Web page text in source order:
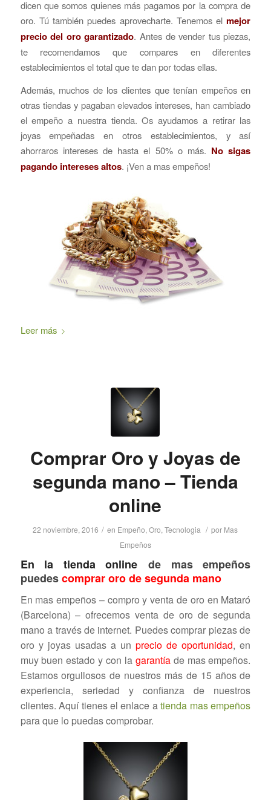
dicen que somos quienes más pagamos por la compra de
oro. Tú también puedes aprovecharte. Tenemos elmejor
precio del oro garantizado. Antes de vender tus piezas,
te recomendamos que compares en diferentes
establecimientos el total que te dan por todas ellas.
Además, muchos de los clientes que tenían empeños en
otras tiendas y pagaban elevados intereses, han cambiado
el empeño a nuestra tienda. Os ayudamos a retirar las
joyas empeñadas en otros establecimientos, y así
ahorraros intereses de hasta el 50% o más. No sigas
pagando intereses altos. ¡Ven a mas empeños!
Leer más
Comprar Oro y Joyas de
segunda mano – Tienda
online
22 noviembre, 2016 / en Empeño,Oro,Tecnologia / por Mas
Empeños
En la tienda online
de mas empeños
puedescomprar oro de segunda mano
En mas empeños – compro y venta de oro en Mataró
(Barcelona) – ofrecemos venta de oro de segunda
mano a través de internet. Puedes comprar piezas de
oro y joyas usadas a unprecio de oportunidad, en
muy buen estado y con la garantíade mas empeños.
Estamos orgullosos de nuestros más de 15 años de
experiencia, seriedad y confianza de nuestros
clientes. Aquí tienes el enlace atienda mas empeños
para que lo puedas comprobar.